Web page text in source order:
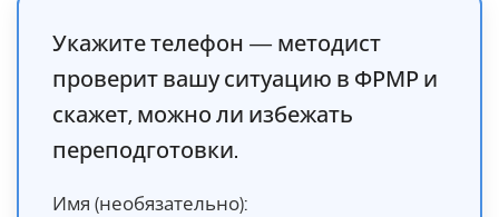
Укажите телефон — методист
проверит вашу ситуацию в ФРМР и
скажет, можно ли избежать
переподготовки.
Имя (необязательно):